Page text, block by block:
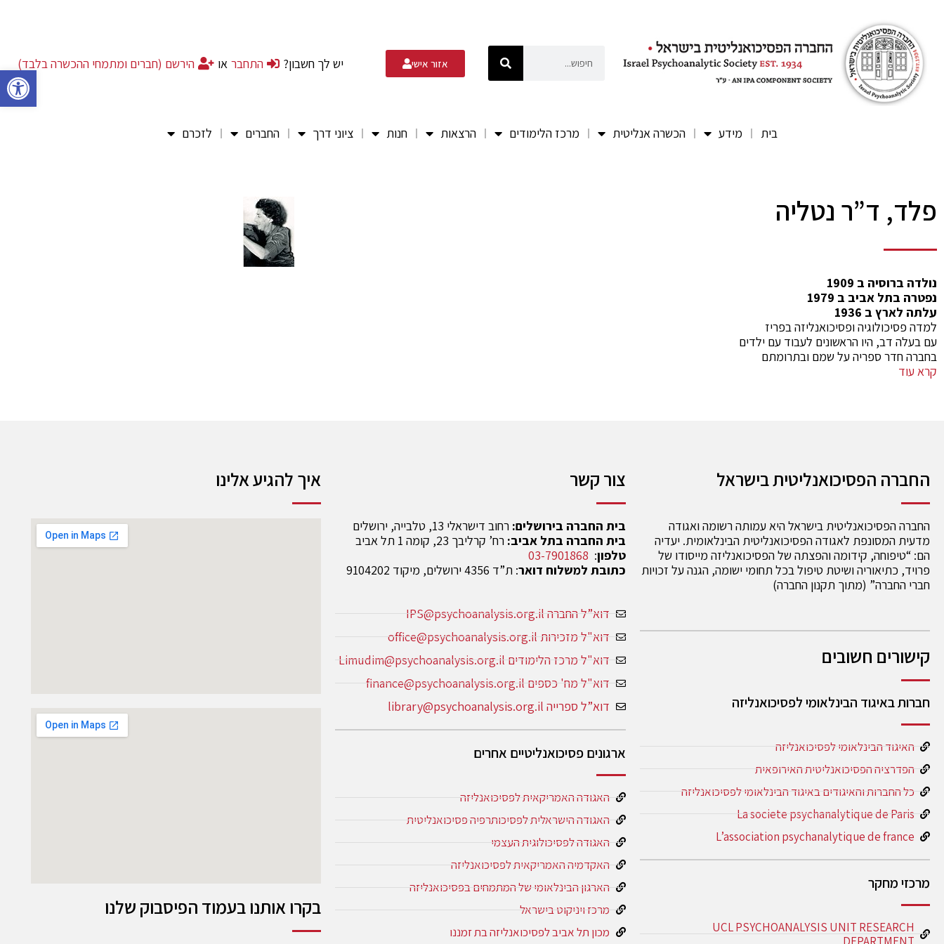
פתח אזור אישי יש לך חשבון? התחבר או הירשם (חברים ומתמחי ההכשרה בלבד)
בית מידע הכשרה אנליטית מרכז הלימודים הרצאות חנות ציוני דרך החברים לזכרם
פלד, ד”ר נטליה
נולדה ברוסיה ב 1909
נפטרה בתל אביב ב 1979
עלתה לארץ ב 1936
למדה פסיכולוגיה ופסיכואנליזה בפריז
עם בעלה דב, היו הראשונים לעבוד עם ילדים
בחברה חדר ספריה על שמם ובתרומתם
קרא עוד
החברה הפסיכואנליטית בישראל
החברה הפסיכואנליטית בישראל היא עמותה רשומה ואגודה
מדעית המסונפת לאגודה הפסיכואנליטית הבינלאומית. יעדיה
הם: “טיפוחה, קידומה והפצתה של הפסיכואנליזה מייסודו של
פרויד, כתיאוריה ושיטת טיפול בכל תחומי ישומה, הגנה על זכויות
חברי החברה” (מתוך תקנון החברה)
קישורים חשובים
חברות באיגוד הבינלאומי לפסיכואנליזה
האיגוד הבינלאומי לפסיכואנליזה
הפדרציה הפסיכואנליטית האירופאית
כל החברות והאיגודים באיגוד הבינלאומי לפסיכואנליזה
La societe psychanalytique de Paris
L’association psychanalytique de france
מרכזי מחקר
UCL PSYCHOANALYSIS UNIT RESEARCH
צור קשר
בית החברה בירושלים: רחוב דישראלי 13, טלבייה, ירושלים
בית החברה בתל אביב: רח’ קרליבך 23, קומה 1 תל אביב
טלפון:
03-7901868
כתובת למשלוח דואר: ת”ד 4356 ירושלים, מיקוד 9104202
דוא”ל החברה IPS@psychoanalysis.org.il
דוא"ל מזכירות office@psychoanalysis.org.il
דוא"ל מרכז הלימודים Limudim@psychoanalysis.org.il
דוא"ל מח' כספים finance@psychoanalysis.org.il
דוא”ל ספרייה library@psychoanalysis.org.il
ארגונים פסיכואנליטיים אחרים
האגודה האמריקאית לפסיכואנליזה
האגודה הישראלית לפסיכותרפיה פסיכואנליטית
האגודה לפסיכולוגית העצמי
האקדמיה האמריקאית לפסיכואנליזה
הארגון הבינלאומי של המתמחים בפסיכואנליזה
מרכז ויניקוט בישראל
מכון תל אביב לפסיכואנליזה בת זמננו
איך להגיע אלינו
בקרו אותנו בעמוד הפיסבוק שלנו